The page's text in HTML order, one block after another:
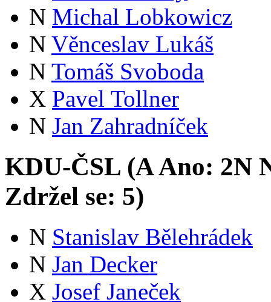
N Michal Lobkowicz
N Věnceslav Lukáš
N Tomáš Svoboda
X Pavel Tollner
N Jan Zahradníček
KDU-ČSL (AAno: 2N
Zdržel se: 5)
N Stanislav Bělehrádek
N Jan Decker
X Josef Janeček